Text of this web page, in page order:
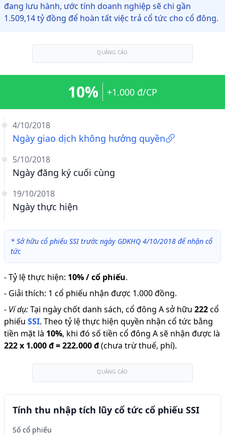
đang lưu hành, ước tính doanh nghiệp sẽ chi gần
1.509,14 tỷ đồng để hoàn tất việc trả cổ tức cho cổ đông.
QUẢNG CÁO
4/10/2018
Ngày giao dịch không hưởng quyền
5/10/2018
Ngày đăng ký cuối cùng
19/10/2018
Ngày thực hiện
10% +1.000 đ/CP
* Sở hữu cổ phiếu SSI trước ngày GDKHQ 4/10/2018 để nhận cổ
tức
-Tỷ lệ thực hiện: 10% / cổ phiếu.
- Giải thích: 1 cổ phiếu nhận được 1.000 đồng.
- Ví dụ:Tại ngày chốt danh sách, cổ đông A sở hữu 222cổ
phiếu SSI. Theo tỷ lệ thực hiện quyền nhận cổ tức bằng
tiền mặt là 10%, khi đó số tiền cổ đông A sẽ nhận được là
222x 1.000 đ=222.000 đ(chưa trừ thuế, phí).
QUẢNG CÁO
Tính thu nhập tích lũy cổ tức cổ phiếu SSI
Số cổ phiếu